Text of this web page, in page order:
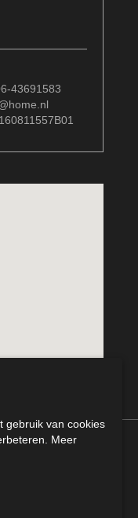
43691583
alle rechten
gebruik van cookies
Meer